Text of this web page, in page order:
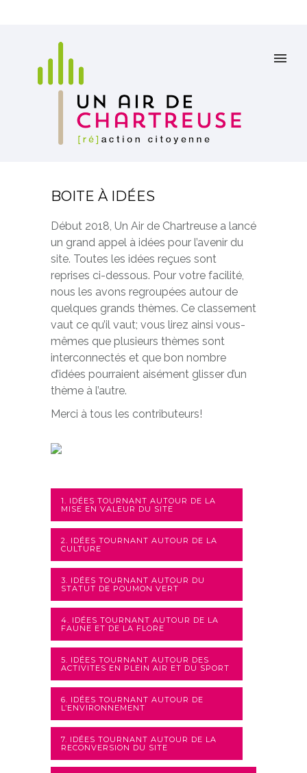
BOITE À IDÉES
Début 2018, Un Air de Chartreuse a lancé
un grand appel à idées pour l’avenir du
site. Toutes les idées reçues sont
reprises ci-dessous. Pour votre facilité,
nous les avons regroupées autour de
quelques grands thèmes. Ce classement
vaut ce qu’il vaut; vous lirez ainsi vous-
mêmes que plusieurs thèmes sont
interconnectés et que bon nombre
d’idées pourraient aisément glisser d’un
thème à l’autre.
Merci à tous les contributeurs!
1. IDÉES TOURNANT AUTOUR DE LA
MISE EN VALEUR DU SITE
2. IDÉES TOURNANT AUTOUR DE LA
CULTURE
3. IDÉES TOURNANT AUTOUR DU
STATUT DE POUMON VERT
4. IDÉES TOURNANT AUTOUR DE LA
FAUNE ET DE LA FLORE
5. IDÉES TOURNANT AUTOUR DES
ACTIVITES EN PLEIN AIR ET DU SPORT
6. IDÉES TOURNANT AUTOUR DE
L’ENVIRONNEMENT
7. IDÉES TOURNANT AUTOUR DE LA
RECONVERSION DU SITE